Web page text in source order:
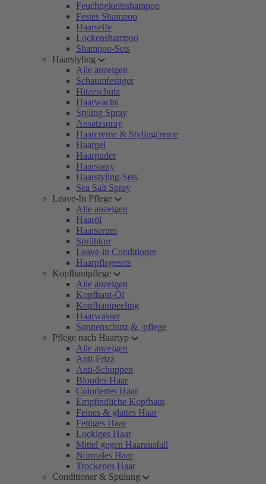
Feuchtigkeitsshampoo
Festes Shampoo
Haarseife
Lockenshampoo
Shampoo-Sets
Haarstyling
Alle anzeigen
Schaumfestiger
Hitzeschutz
Haarwachs
Styling Spray
Ansatzspray
Haarcreme & Stylingcreme
Haargel
Haarpuder
Haarspray
Haarstyling-Sets
Sea Salt Spray
Leave-In Pflege
Alle anzeigen
Haaröl
Haarserum
Sprühkur
Leave-in Conditioner
Haarpflegesets
Kopfhautpflege
Alle anzeigen
Kopfhaut-Öl
Kopfhautpeeling
Haarwasser
Sonnenschutz & -pflege
Pflege nach Haartyp
Alle anzeigen
Anti-Frizz
Anti-Schuppen
Blondes Haar
Coloriertes Haar
Empfindliche Kopfhaut
Feines & glattes Haar
Fettiges Haar
Lockiges Haar
Mittel gegen Haarausfall
Normales Haar
Trockenes Haar
Conditioner & Spülung